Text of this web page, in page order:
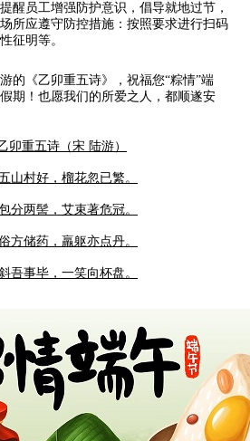
醒员工增强防护意识，倡导就地过节，
所应遵守防控措施：按照要求进行扫码
征明等。
的《乙卯重五诗》，祝福您“粽情”端
期！也愿我们的所爱之人，都顺遂安
卯重五诗（宋 陆游）
山村好，榴花忽已繁。
分两髻，艾束著危冠。
俗方储药，羸躯亦点丹。
吾事毕，一笑向杯盘。